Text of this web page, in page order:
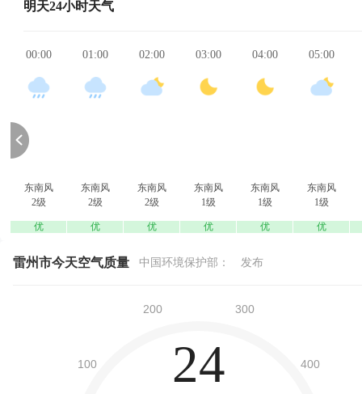
明天24小时天气
00:00
东南风
2级
优
01:00
东南风
2级
优
02:00
东南风
2级
优
03:00
东南风
1级
优
04:00
东南风
1级
优
05:00
东南风
1级
优
雷州市今天空气质量 中国环境保护部： 发布
24